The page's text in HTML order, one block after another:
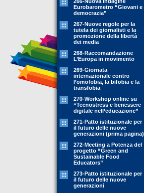
Eurobarometro “Giovani e
democrazia”
267-Nuove regole per la
tutela dei giornalisti e la
promozione della libertà
dei media
268-Raccomandazione
L’Europa in movimento
269-Giornata
internazionale contro
l’omofobia, la bifobia e la
transfobia
270-Workshop online su
“Tecnostress e benessere
digitale nell’educazione”
271-Patto istituzionale per
il futuro delle nuove
generazioni (prima pagina)
272-Meeting a Potenza del
progetto “Green and
Sustainable Food
Educators”
273-Patto istituzionale per
il futuro delle nuove
generazioni